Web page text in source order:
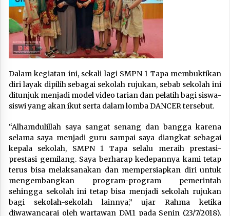
Dalam kegiatan ini, sekali lagi SMPN 1 Tapa membuktikan
diri layak dipilih sebagai sekolah rujukan, sebab sekolah ini
ditunjuk menjadi model video tarian dan pelatih bagi siswa-
siswi yang akan ikut serta dalam lomba DANCER tersebut.
“Alhamdulillah saya sangat senang dan bangga karena
selama saya menjadi guru sampai saya diangkat sebagai
kepala sekolah, SMPN 1 Tapa selalu meraih prestasi-
prestasi gemilang. Saya berharap kedepannya kami tetap
terus bisa melaksanakan dan mempersiapkan diri untuk
mengembangkan program-program pemerintah
sehingga sekolah ini tetap bisa menjadi sekolah rujukan
bagi sekolah-sekolah lainnya,” ujar Rahma ketika
diwawancarai oleh wartawan DM1 pada Senin (23/7/2018).